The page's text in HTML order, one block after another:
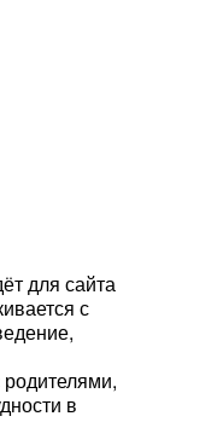
для сайта
с
родителями,
в